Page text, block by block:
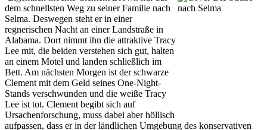
dem schnellsten Weg zu seiner Familie nach
Selma. Deswegen steht er in einer
regnerischen Nacht an einer Landstraße in
Alabama. Dort nimmt ihn die attraktive Tracy
Lee mit, die beiden verstehen sich gut, halten
an einem Motel und landen schließlich im
Bett. Am nächsten Morgen ist der schwarze
Clement mit dem Geld seines One-Night-
Stands verschwunden und die weiße Tracy
Lee ist tot. Clement begibt sich auf
Ursachenforschung, muss dabei aber höllisch
aufpassen, dass er in der ländlichen Umgebung des konservativen